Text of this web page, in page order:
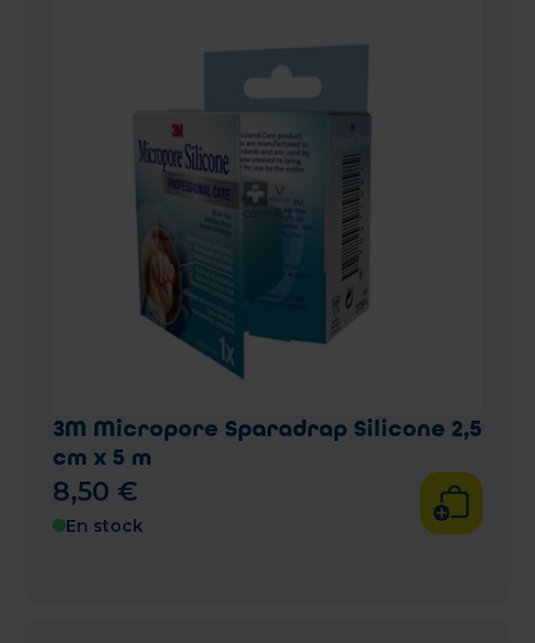
3M Micropore Sparadrap Silicone 2,5
cm x 5 m
8,50 €
En stock